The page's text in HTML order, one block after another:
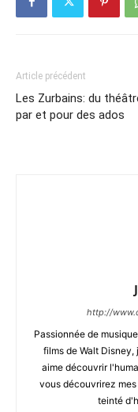
Article précédent
Les Zurbains: du
par et pour des ados
http://
Passionnée de
films de Walt
aime découvrir
vous découvrirez
teinté